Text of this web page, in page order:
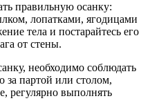
правильную осанку:
лопатками, ягодицами
тела и постарайтесь его
от стены.
необходимо соблюдать
за партой или столом,
регулярно выполнять